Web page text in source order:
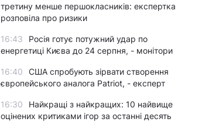
третину менше першокласників: експертка
розповіла про ризики
16:43
Росія готує потужний удар по
енергетиці Києва до 24 серпня, - монітори
16:40
США спробують зірвати створення
європейського аналога Patriot, - експерт
16:30
Найкращі з найкращих: 10 найвище
оцінених критиками ігор за останні десять